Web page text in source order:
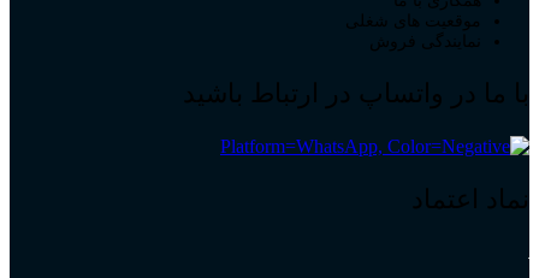
موقعیت های شغلی
نمایندگی فروش
با ما در واتساپ در ارتباط باشید
نماد اعتماد